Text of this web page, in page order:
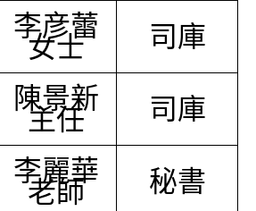
李彦蕾
女士 司庫
陳景新
主任 司庫
李麗華
老師 秘書